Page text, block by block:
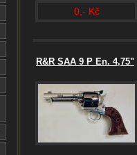
0,- Kč
R&R SAA 9 P En. 4,75"